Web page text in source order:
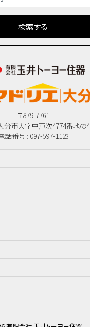
〒879-7761
分市大字中戸次4774番地の4
話番号 : 097-597-1123